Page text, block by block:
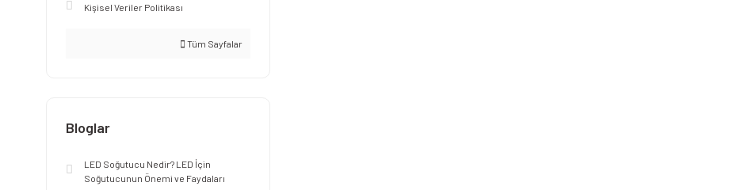
Kişisel Veriler Politikası
Tüm Sayfalar
Bloglar
LED Soğutucu Nedir? LED İçin
Soğutucunun Önemi ve Faydaları